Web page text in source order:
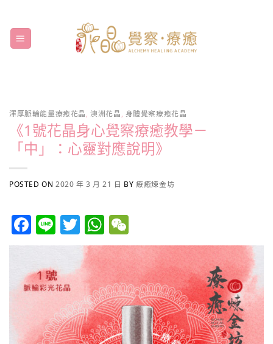
content
渾厚脈輪能量療癒花晶,澳洲花晶, 身體覺察療癒花晶
《1號花晶身心覺察療癒教學－
「中」：心靈對應說明》
POSTED ON 2020 年 3 月 21 日 BY療癒煉金坊
Facebook
LineTwitterWhatsApp